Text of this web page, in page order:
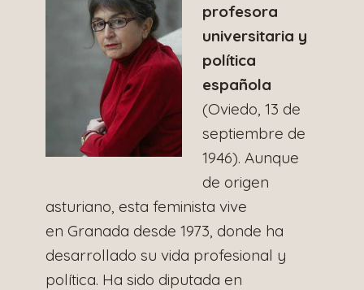
profesora
universitaria y
política
española
(Oviedo, 13 de
septiembre de
1946). Aunque
de origen
asturiano, esta feminista vive
en Granada desde 1973, donde ha
desarrollado su vida profesional y
política. Ha sido diputada en